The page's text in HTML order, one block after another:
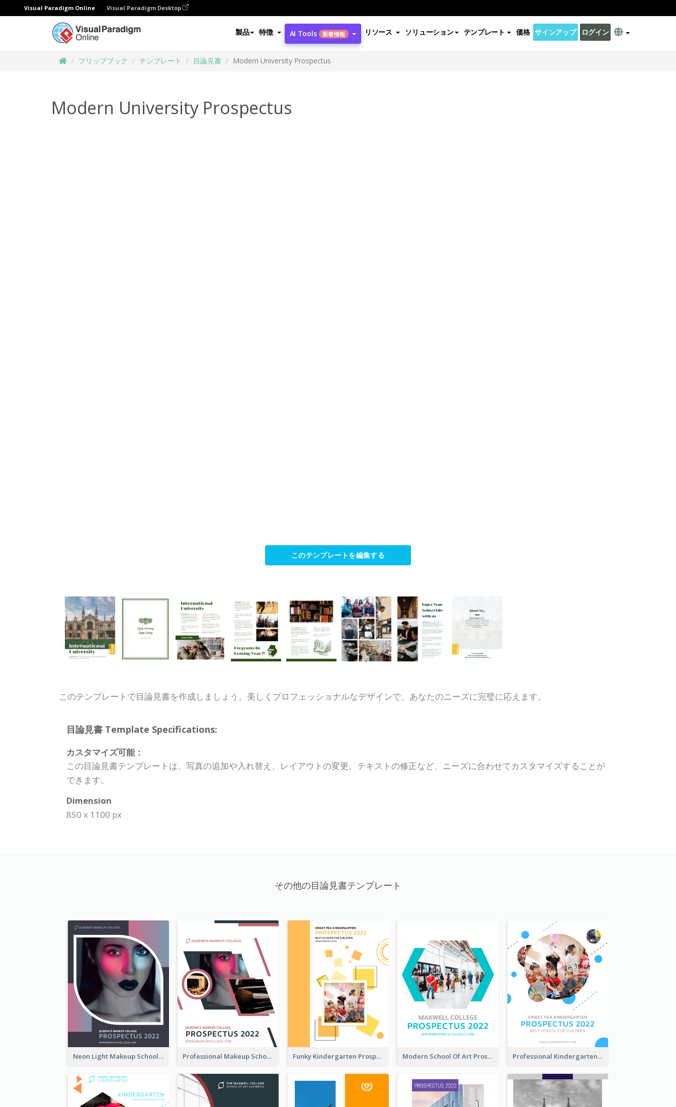
Visual Paradigm Online Visual Paradigm Desktop
製品 特徴 AI Tools 新着情報 リソース ソリューション テンプレート 価格 サインアップ ログイン
フリップブック テンプレート 目論見書 Modern University Prospectus
Modern University Prospectus
このテンプレートを編集する
このテンプレートで目論見書を作成しましょう。美しくプロフェッショナルなデザインで、あなたのニーズに完璧に応えます。
目論見書 Template Specifications:
カスタマイズ可能：
この目論見書テンプレートは、写真の追加や入れ替え、レイアウトの変更、テキストの修正など、ニーズに合わせてカスタマイズすることが
できます。
Dimension
850 x 1100 px
その他の目論見書テンプレート
Neon Light Makeup School Prospectus Professional Makeup School Prospectus Funky Kindergarten Prospectus Modern School Of Art Prospectus Professional Kindergarten Prospectus